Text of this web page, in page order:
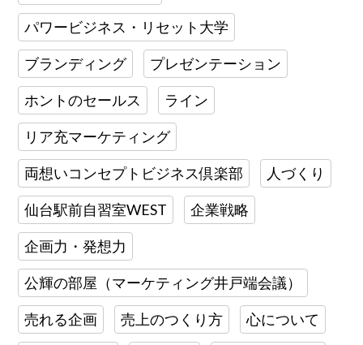
パワービジネス・リセット大学
ブランディング プレゼンテーション
ホントのセールス ライン
リア充マーケティング
両想いコンセプトビジネス倶楽部 人づくり
仙台駅前自習室WEST 企業戦略
企画力・発想力
公輝の部屋（マーケティング井戸端会議）
売れる企画 売上のつくり方 心について